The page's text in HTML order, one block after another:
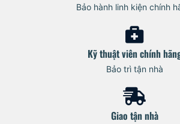
Bảo hành linh kiện chính
Kỹ thuật viên chính
Bảo trì tận nhà
Giao tận nhà